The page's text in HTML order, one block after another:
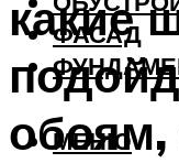
ФАСАД
МЕНЮ
какие